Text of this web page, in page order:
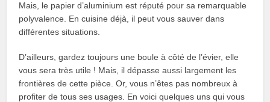
Mais, le papier d’aluminium est réputé pour sa remarquable
polyvalence. En cuisine déjà, il peut vous sauver dans
différentes situations.
D’ailleurs, gardez toujours une boule à côté de l’évier, elle
vous sera très utile ! Mais, il dépasse aussi largement les
frontières de cette pièce. Or, vous n’êtes pas nombreux à
profiter de tous ses usages. En voici quelques uns qui vous